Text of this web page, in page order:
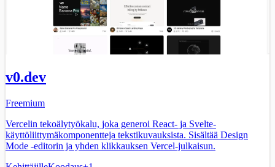
v0.dev
Freemium
Vercelin tekoälytyökalu, joka generoi React- ja Svelte-
käyttöliittymäkomponentteja tekstikuvauksista. Sisältää Design
Mode -editorin ja yhden klikkauksen Vercel-julkaisun.